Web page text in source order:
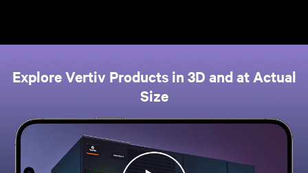
Explore Vertiv Products in 3D and at Actual
Size